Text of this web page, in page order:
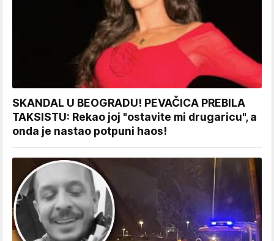
SKANDAL U BEOGRADU! PEVAČICA PREBILA
TAKSISTU: Rekao joj "ostavite mi drugaricu", a
onda je nastao potpuni haos!